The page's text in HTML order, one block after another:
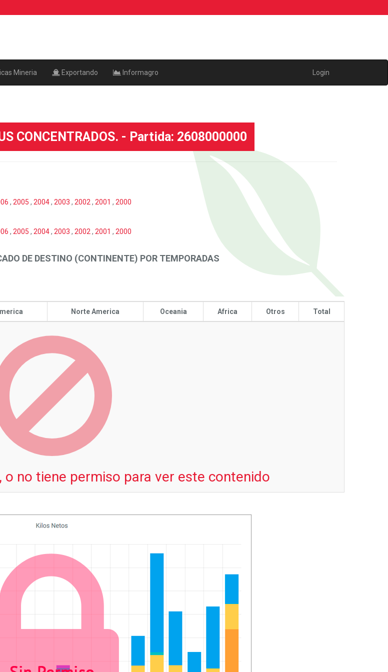
Mineria Exportando Informagro Login
CONCENTRADOS. - Partida: 2608000000
, 2005 , 2004, 2003 , 2002 , 2001 , 2000
, 2005 , 2004, 2003 , 2002 , 2001 , 2000
DE DESTINO (CONTINENTE) POR TEMPORADAS
Norte America Oceania Africa Otros Total
o no tiene permiso para ver este contenido